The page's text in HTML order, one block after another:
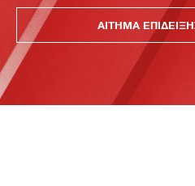
ΑΙΤΗΜΑ